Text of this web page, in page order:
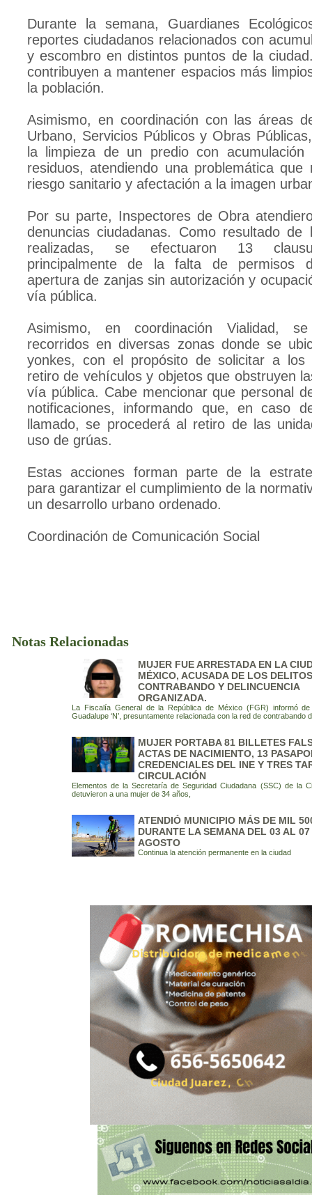
Durante la semana, Guardianes
reportes ciudadanos relacionados con
y escombro en distintos puntos de la
contribuyen a mantener espacios más
la población.
Asimismo, en coordinación con las áreas
Urbano, Servicios Públicos y Obras
la limpieza de un predio con acumulación
residuos, atendiendo una problemática que
riesgo sanitario y afectación a la imagen
Por su parte, Inspectores de Obra
denuncias ciudadanas. Como resultado de
realizadas, se efectuaron 13
principalmente de la falta de permisos
apertura de zanjas sin autorización y
vía pública.
Asimismo, en coordinación Vialidad, se
recorridos en diversas zonas donde se
yonkes, con el propósito de solicitar a los
retiro de vehículos y objetos que obstruyen
vía pública. Cabe mencionar que personal
notificaciones, informando que, en caso
llamado, se procederá al retiro de las
uso de grúas.
Estas acciones forman parte de la
para garantizar el cumplimiento de la
un desarrollo urbano ordenado.
Coordinación de Comunicación Social
Notas Relacionadas
MUJER FUE ARRESTADA EN LA
MÉXICO, ACUSADA DE LOS
CONTRABANDO Y DELINCUENCIA
ORGANIZADA.
La Fiscalía General de la República de México (FGR) informó
Guadalupe ‘N’, presuntamente relacionada con la red de contrabando
MUJER PORTABA 81 BILLETES
ACTAS DE NACIMIENTO, 13
CREDENCIALES DEL INE Y TRES
CIRCULACIÓN
Elementos de la Secretaría de Seguridad Ciudadana (SSC) de la
detuvieron a una mujer de 34 años,
ATENDIÓ MUNICIPIO MÁS DE MIL
DURANTE LA SEMANA DEL 03 AL 07
AGOSTO
Continua la atención permanente en la ciudad